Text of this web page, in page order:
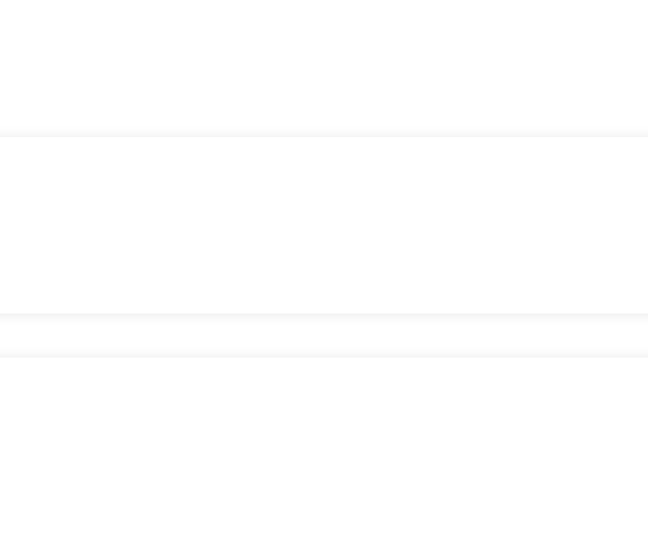
sans complications.
du marché.
des plateformes et des dApps.